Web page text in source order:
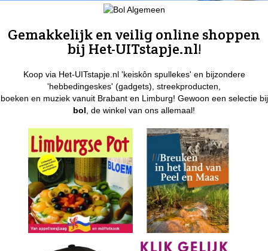
Gemakkelijk en veilig online shoppen
bij Het-UITstapje.nl!
Koop via Het-UITstapje.nl 'keiskôn spullekes' en bijzondere
'hebbedingeskes' (gadgets), streekproducten,
boeken en muziek vanuit Brabant en Limburg! Gewoon een selectie bij
bol, de winkel van ons allemaal!